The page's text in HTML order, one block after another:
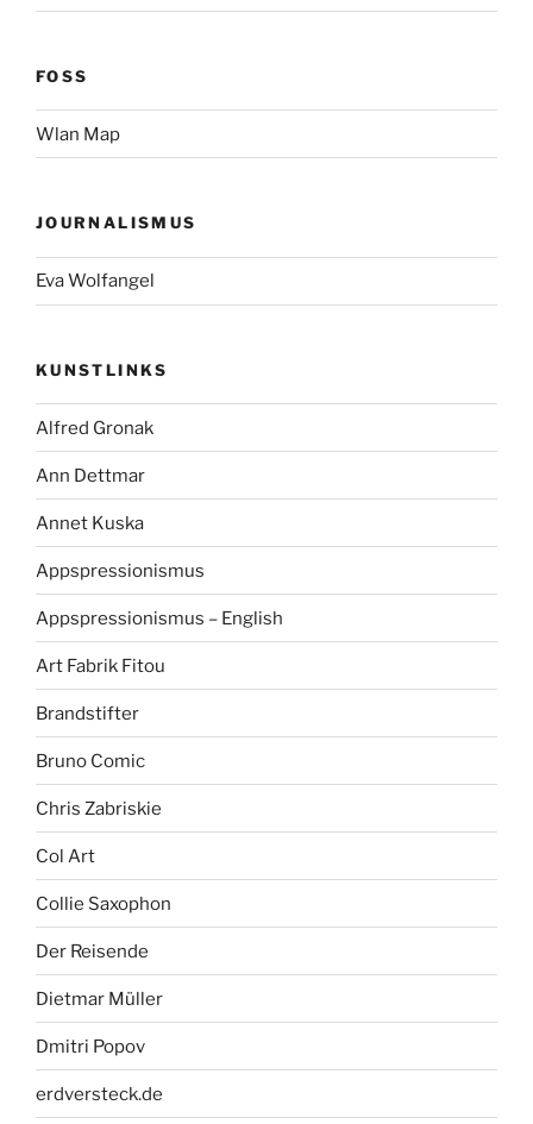
FOSS
Wlan Map
JOURNALISMUS
Eva Wolfangel
KUNSTLINKS
Alfred Gronak
Ann Dettmar
Annet Kuska
Appspressionismus
Appspressionismus – English
Art Fabrik Fitou
Brandstifter
Bruno Comic
Chris Zabriskie
Col Art
Collie Saxophon
Der Reisende
Dietmar Müller
Dmitri Popov
erdversteck.de